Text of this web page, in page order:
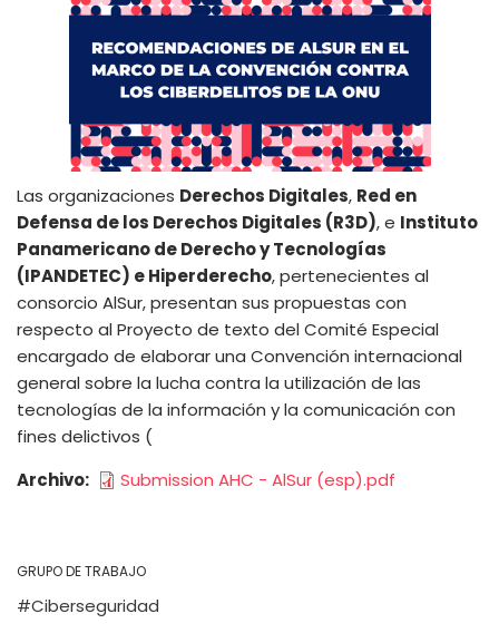
Las organizaciones Derechos Digitales, Red en
Defensa de los Derechos Digitales (R3D), e Instituto
Panamericano de Derecho y Tecnologías
(IPANDETEC) e Hiperderecho, pertenecientes al
consorcio AlSur, presentan sus propuestas con
respecto al Proyecto de texto del Comité Especial
encargado de elaborar una Convención internacional
general sobre la lucha contra la utilización de las
tecnologías de la información y la comunicación con
fines delictivos (
Archivo
Submission AHC - AlSur (esp).pdf
GRUPO DE TRABAJO
Ciberseguridad